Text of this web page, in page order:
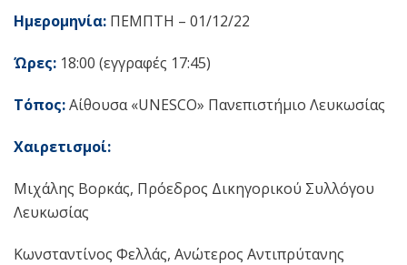
Ημερομηνία: ΠΕΜΠΤΗ – 01/12/22
Ώρες: 18:00 (εγγραφές 17:45)
Τόπος:Αίθουσα «UNESCO» Πανεπιστήμιο Λευκωσίας
Χαιρετισμοί:
Μιχάλης Βορκάς, Πρόεδρος Δικηγορικού Συλλόγου
Λευκωσίας
Κωνσταντίνος Φελλάς, Ανώτερος Αντιπρύτανης